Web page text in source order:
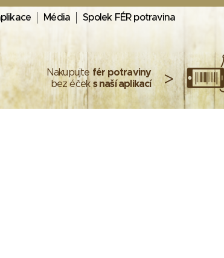
Média Spolek FÉR potravina
Nakupujte fér potraviny
bez éček s naší aplikací >